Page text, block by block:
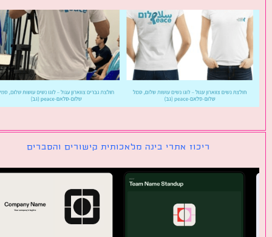
ריכוז אתרי בינה מלאכותית קישורים והסברים